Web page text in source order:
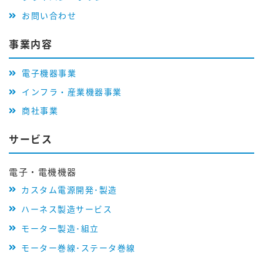
お問い合わせ
事業内容
電子機器事業
インフラ・産業機器事業
商社事業
サービス
電子・電機機器
カスタム電源開発･製造
ハーネス製造サービス
モーター製造･組立
モーター巻線･ステータ巻線